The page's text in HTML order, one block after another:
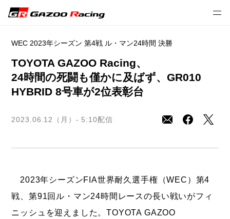
2023年プレスリリース モータースポーツ
WEC 2023年シーズン 第4戦 ル・マン24時間 決勝
TOYOTA GAZOO Racing、
24時間の死闘も僅かに及ばず、GR010
HYBRID 8号車が2位表彰台
2023.06.12（月）- 5:10配信
2023年シーズンFIA世界耐久選手権（WEC）第4
戦、第91回ル・マン24時間レースの長い戦いがフィ
ニッシュを迎えました。TOYOTA GAZOO